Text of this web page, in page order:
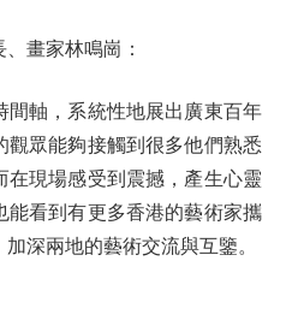
畫家林鳴崗：
軸，系統性地展出廣東百年
觀眾能夠接觸到很多他們熟悉
在現場感受到震撼，產生心靈
能看到有更多香港的藝術家攜
深兩地的藝術交流與互鑒。